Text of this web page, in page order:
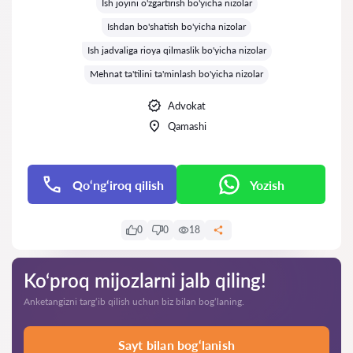
Ish joyini o'zgartirish bo'yicha nizolar
Ishdan bo'shatish bo'yicha nizolar
Ish jadvaliga rioya qilmaslik bo'yicha nizolar
Mehnat ta'tilini ta'minlash bo'yicha nizolar
Advokat
Qamashi
Qo‘ng‘iroq qilish Yozish
0 0 18
Ko‘proq mijozlarni jalb qiling!
Anketangizni targ‘ib qilish uchun biz bilan bog‘laning.
Sayt bilan bog‘lanish